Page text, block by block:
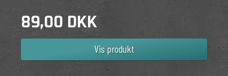
89,00 DKK
Vis produkt